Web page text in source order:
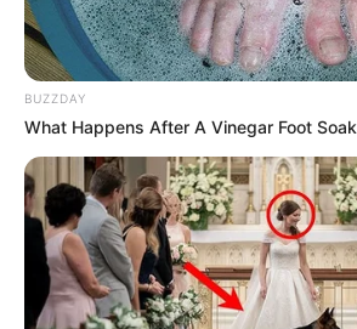
BUZZDAY
What Happens After A Vinegar Foot Soak